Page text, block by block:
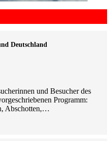
Deutschland
und Besucher des
Programm:
Abschotten,…